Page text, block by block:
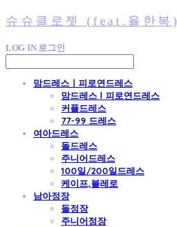
슈슈클로젯 (feat.율한복)
LOG IN 로그인
맘드레스ㅣ피로연드레스
맘드레스 l 피로연드레스
커플드레스
77-99 드레스
여아드레스
돌드레스
주니어드레스
100일/200일드레스
케이프,볼레로
남아정장
돌정장
주니어정장